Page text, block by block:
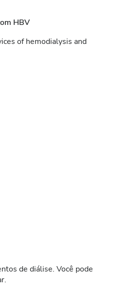
HBV
of hemodialysis and
de diálise. Você pode